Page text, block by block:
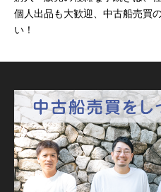
個人出品も大歓迎、中古船売買
い！